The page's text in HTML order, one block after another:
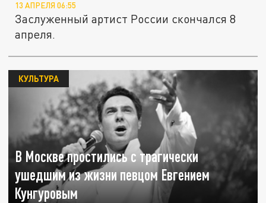
13 АПРЕЛЯ 06:55
Заслуженный артист России скончался 8
апреля.
В Москве простились с трагически
ушедшим из жизни певцом Евгением
Кунгуровым
КУЛЬТУРА